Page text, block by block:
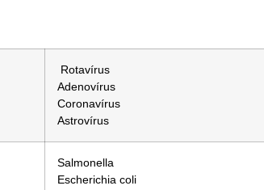
Rotavírus
Adenovírus
Coronavírus
Astrovírus
Salmonella
Escherichia coli